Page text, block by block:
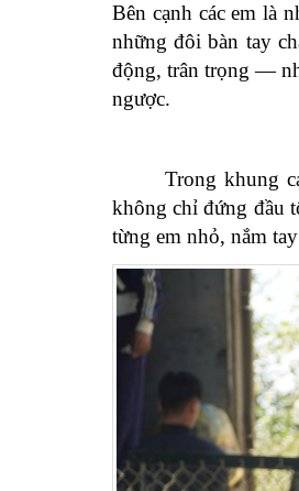
Bên cạnh các em là
những đôi bàn tay
động, trân trọng —
ngược.
Trong khung
không chỉ đứng đầu
từng em nhỏ, nắm